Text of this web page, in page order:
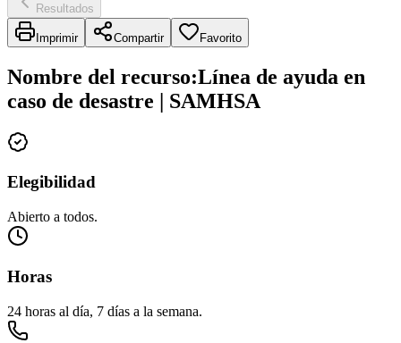
Resultados
Imprimir Compartir Favorito
Nombre del recurso:Línea de ayuda en
caso de desastre | SAMHSA
Elegibilidad
Abierto a todos.
Horas
24 horas al día, 7 días a la semana.